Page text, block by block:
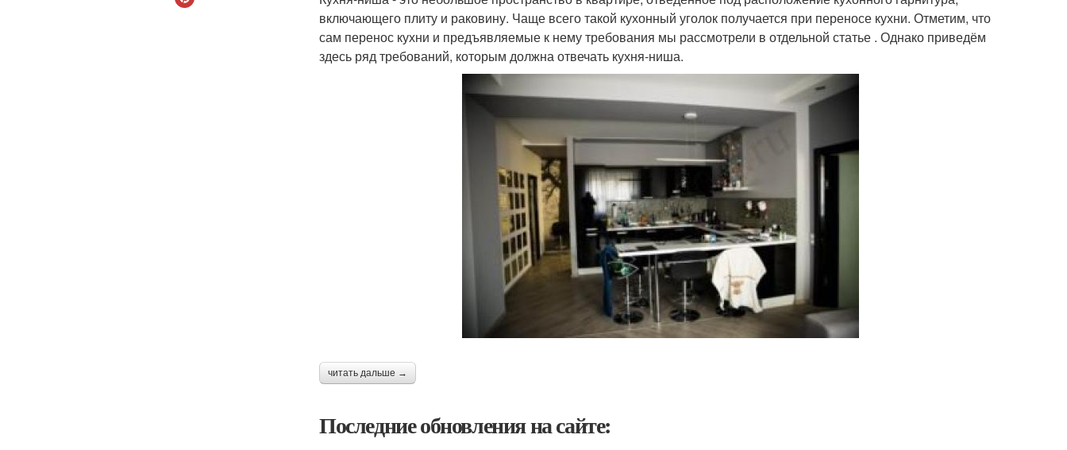
включающего плиту и раковину. Чаще всего такой кухонный уголок получается при переносе кухни. Отметим, что
сам перенос кухни и предъявляемые к нему требования мы рассмотрели в отдельной статье . Однако приведём
здесь ряд требований, которым должна отвечать кухня-ниша.
читать дальше →
Последние обновления на сайте: